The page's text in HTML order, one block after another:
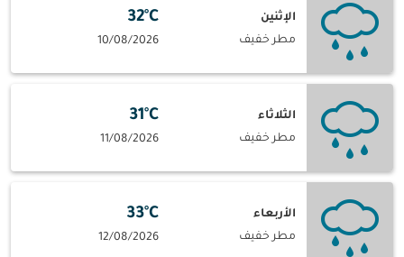
الإثنين
مطر خفيف
32°C
10/08/2026
الثلاثاء
مطر خفيف
31°C
11/08/2026
الأربعاء
مطر خفيف
33°C
12/08/2026